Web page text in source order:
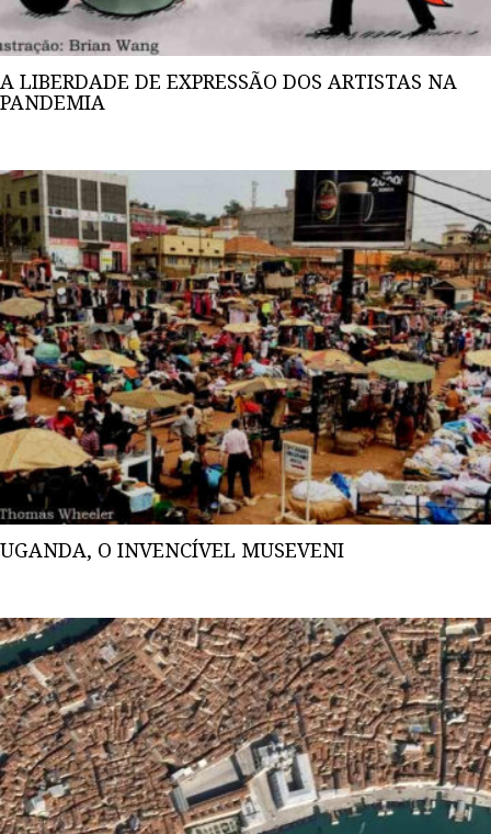
A LIBERDADE DE EXPRESSÃO DOS ARTISTAS NA
PANDEMIA
UGANDA, O INVENCÍVEL MUSEVENI